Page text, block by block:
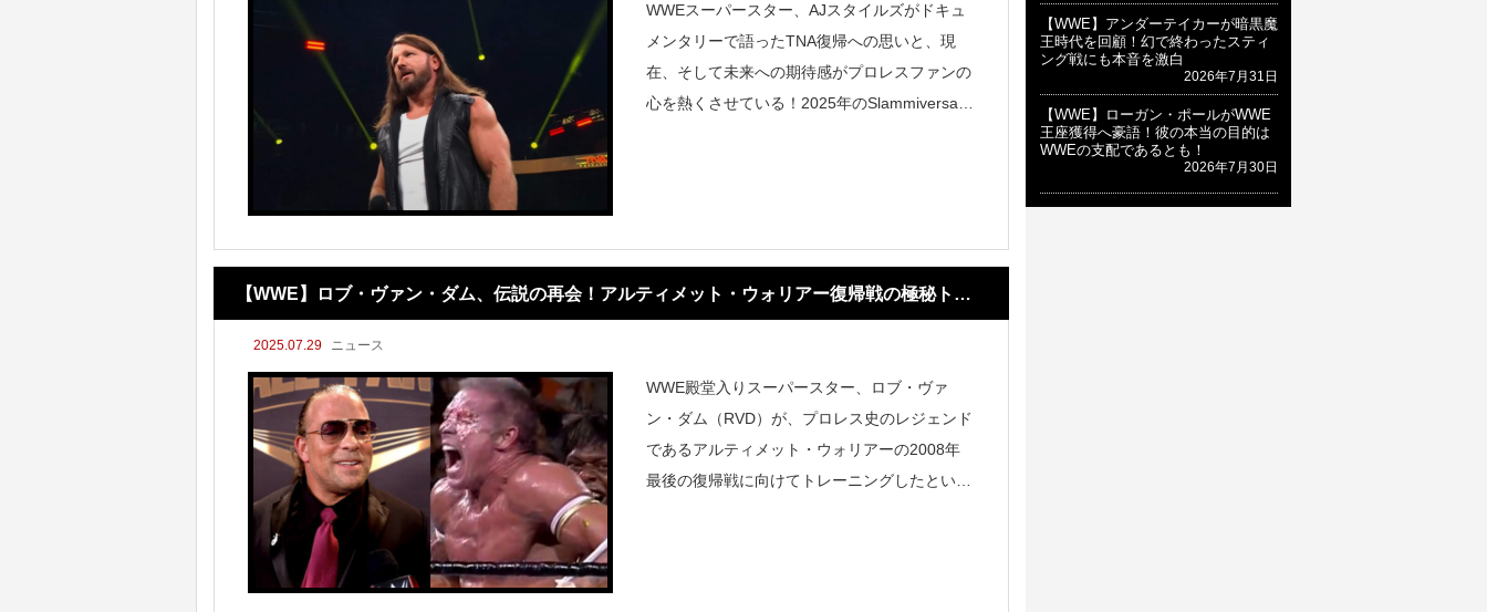
WWEスーパースター、AJスタイルズがドキュ
メンタリーで語ったTNA復帰への思いと、現
在、そして未来への期待感がプロレスファンの
心を熱くさせている！2025年のSlammiversary
【WWE】ロブ・ヴァン・ダム、伝説の再会！アルティメット・ウォリアー復帰戦の極秘トレ
ーニングを激白！
2025.07.29 ニュース
WWE殿堂入りスーパースター、ロブ・ヴァ
ン・ダム（RVD）が、プロレス史のレジェンド
であるアルティメット・ウォリアーの2008年
最後の復帰戦に向けてトレーニングしたという
【WWE】アンダーテイカーが暗黒魔
王時代を回顧！幻で終わったスティ
ング戦にも本音を激白
2026年7月31日
【WWE】ローガン・ポールがWWE
王座獲得へ豪語！彼の本当の目的は
WWEの支配であるとも！
2026年7月30日